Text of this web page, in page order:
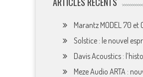
Marantz MODEL 70
Solstice : le nouvel
Davis Acoustics :
Meze Audio ARTA :